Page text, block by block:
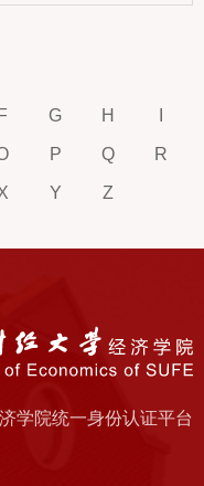
F G H
P Q R
Y Z
学院统一身份认证平台